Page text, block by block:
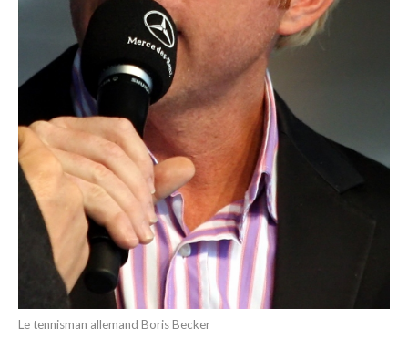
Le tennisman allemand Boris Becker